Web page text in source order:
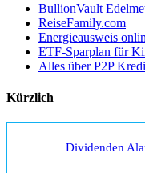
BullionVault
ReiseFamily.com
Energieausweis
ETF-Sparplan für
Alles über P2P
Kürzlich
Dividenden